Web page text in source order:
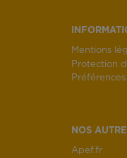
Mentions
Protection
NOS
Apef.fr